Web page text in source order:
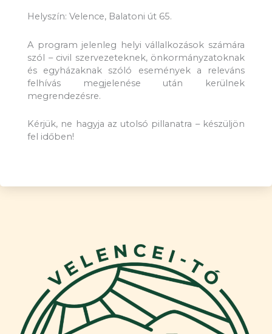
Helyszín: Velence, Balatoni út 65.
A program jelenleg helyi vállalkozások számára
szól – civil szervezeteknek, önkormányzatoknak
és egyházaknak szóló események a releváns
felhívás megjelenése után kerülnek
megrendezésre.
Kérjük, ne hagyja az utolsó pillanatra – készüljön
fel időben!